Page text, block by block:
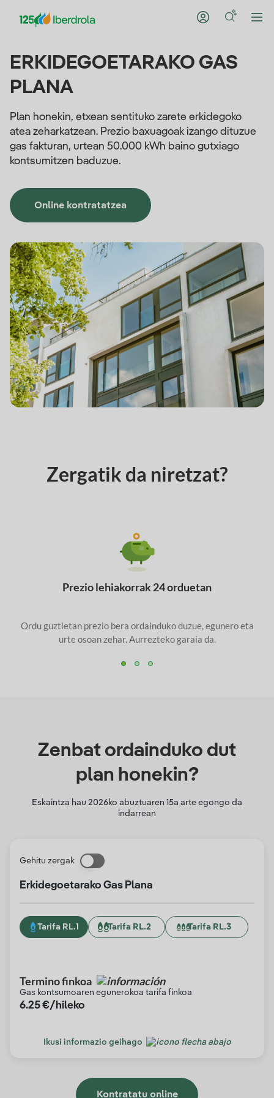
ERKIDEGOETARAKO GAS
PLANA
Plan honekin, etxean sentituko zarete erkidegoko
atea zeharkatzean. Prezio baxuagoak izango dituzue
gas fakturan, urtean 50.000 kWh baino gutxiago
kontsumitzen baduzue.
Online kontratatzea
Zergatik da niretzat?
Prezio lehiakorrak 24 orduetan
Ordu guztietan prezio bera ordainduko duzue, egunero eta
urte osoan zehar. Aurrezteko garaia da.
Zenbat ordainduko dut
plan honekin?
Eskaintza hau 2026ko abuztuaren 15a arte egongo da
indarrean
Gehitu zergak
Erkidegoetarako Gas Plana
Tarifa RL.1 Tarifa RL.2 Tarifa RL.3
Termino finkoa
Gas kontsumoaren egunerokoa tarifa finkoa
6.25€/hileko
Ikusi informazio geihago
Kontratatu online